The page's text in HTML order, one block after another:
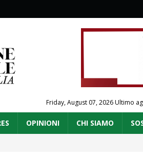
Friday, August 07, 2026Ultimo
OPINIONI CHI SIAMO